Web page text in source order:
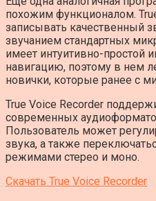
похожим функционалом.
записывать качественный
звучанием стандартных
имеет интуитивно-простой
навигацию, поэтому в нем
новички, которые ранее с
True Voice Recorder
современных
Пользователь может
звука, а также
режимами стерео и моно.
Скачать True Voice Recorder